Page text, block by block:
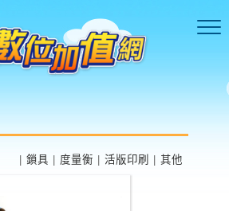
鎖具 度量衡 活版印刷 其他